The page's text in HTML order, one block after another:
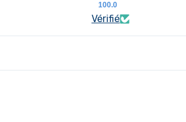
100.0
Vérifié